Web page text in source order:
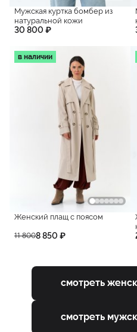
Мужская куртка бомбер из
натуральной кожи
30 800 ₽
в наличии
Женский плащ с поясом
11 8008 850 ₽
смотреть
смотреть